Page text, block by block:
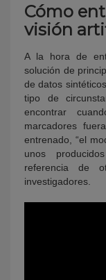
Cómo
visión
A la hora de
solución de
de datos
tipo de
encontrar
marcadores
entrenado, “el
unos
referencia de
investigadores.